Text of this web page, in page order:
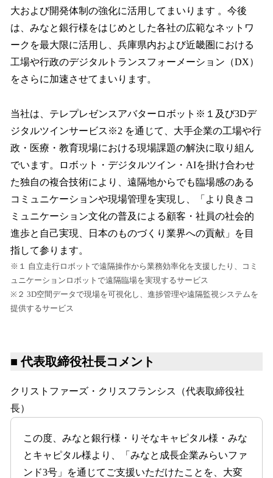
大および開発体制の強化に活用してまいります 。今後
は、みなと銀行様をはじめとした各社の広範なネットワ
ークを最大限に活用し、兵庫県内および近畿圏における
工場や行政のデジタルトランスフォーメーション（DX）
をさらに加速させてまいります。
当社は、テレプレゼンスアバターロボット※１及び3Dデ
ジタルツインサービス※2 を通じて、大手企業の工場や行
政・医療・教育現場における現場課題の解決に取り組ん
でいます。ロボット・デジタルツイン・AIを掛け合わせ
た独自の複合技術により、遠隔地からでも臨場感のある
コミュニケーションや現場管理を実現し、「より良きコ
ミュニケーション文化の普及による顧客・社員の社会的
進歩と自己実現、日本のものづくり業界への貢献」を目
指して参ります。
※１ 自立走行ロボットで遠隔操作から業務効率化を支援したり、コミ
ュニケーションロボットで遠隔臨場を実現するサービス
※２ 3D空間データで現場を可視化し、進捗管理や遠隔監視システムを
提供するサービス
■ 代表取締役社長コメント
クリストファーズ・クリスフランシス（代表取締役社
長）
この度、みなと銀行様・りそなキャピタル様・みな
とキャピタル様より、「みなと成長企業みらいファ
ンド3号」を通じてご支援いただけたことを、大変